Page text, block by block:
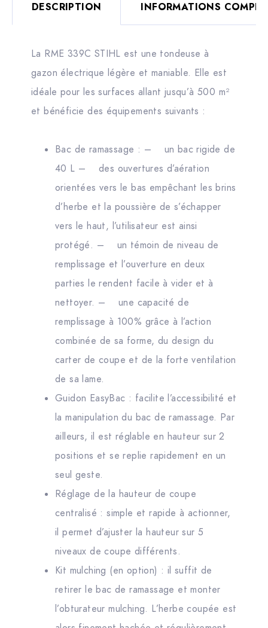
DESCRIPTION INFORMATIONS
La RME 339C STIHL est une tondeuse à
gazon électrique légère et maniable. Elle est
idéale pour les surfaces allant jusqu’à 500 m²
et bénéficie des équipements suivants :
Bac de ramassage : – un bac rigide de
40 L – des ouvertures d’aération
orientées vers le bas empêchant les brins
d’herbe et la poussière de s’échapper
vers le haut, l’utilisateur est ainsi
protégé. – un témoin de niveau de
remplissage et l’ouverture en deux
parties le rendent facile à vider et à
nettoyer. – une capacité de
remplissage à 100% grâce à l’action
combinée de sa forme, du design du
carter de coupe et de la forte ventilation
de sa lame.
Guidon EasyBac : facilite l’accessibilité et
la manipulation du bac de ramassage. Par
ailleurs, il est réglable en hauteur sur 2
positions et se replie rapidement en un
seul geste.
Réglage de la hauteur de coupe
centralisé : simple et rapide à actionner,
il permet d’ajuster la hauteur sur 5
niveaux de coupe différents.
Kit mulching (en option) : il suffit de
retirer le bac de ramassage et monter
l’obturateur mulching. L’herbe coupée est